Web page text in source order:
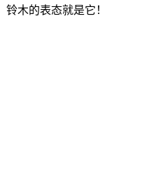
木的表态就是它！